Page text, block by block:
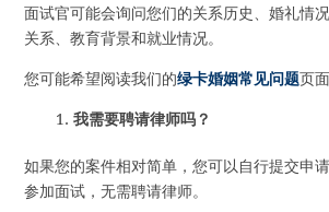
面试官可能会询问您们的关系历史、婚礼情
关系、教育背景和就业情况。
您可能希望阅读我们的绿卡婚姻常见问题页
我需要聘请律师吗？
如果您的案件相对简单，您可以自行提交申
参加面试，无需聘请律师。